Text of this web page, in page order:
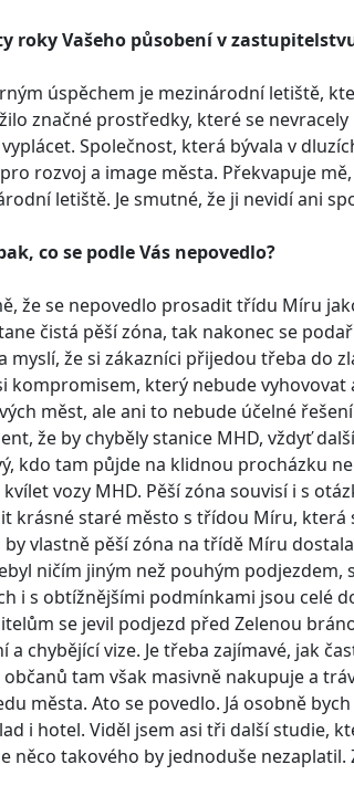
roky Vašeho působení v
úspěchem je mezinárodní letiště,
značné prostředky, které se
Společnost, která bývala v
rozvoj a image města. Překvapuje
letiště. Je smutné, že ji nevidí ani
co se podle Vás nepovedlo?
že se nepovedlo prosadit třídu Míru
čistá pěší zóna, tak nakonec se
myslí, že si zákazníci přijedou třeba do
kompromisem, který nebude
měst, ale ani to nebude účelné
že by chyběly stanice MHD, vždyť
kdo tam půjde na klidnou procházku
vozy MHD. Pěší zóna souvisí i s
krásné staré město s třídou Míru, která
vlastně pěší zóna na třídě Míru
ničím jiným než pouhým
i s obtížnějšími podmínkami jsou celé
se jevil podjezd před Zelenou
a chybějící vize. Je třeba zajímavé, jak
občanů tam však masivně nakupuje a
města. Ato se povedlo. Já osobně
i hotel. Viděl jsem asi tři další studie,
něco takového by jednoduše